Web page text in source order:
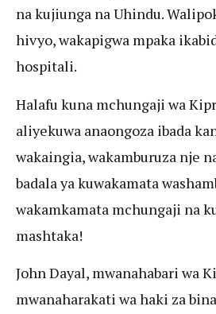
na kujiunga na Uhindu.
hivyo, wakapigwa mpaka
hospitali.
Halafu kuna mchungaji wa
aliyekuwa anaongoza ibada
wakaingia, wakamburuza nje
badala ya kuwakamata
wakamkamata mchungaji na
mashtaka!
John Dayal, mwanahabari wa
mwanaharakati wa haki za